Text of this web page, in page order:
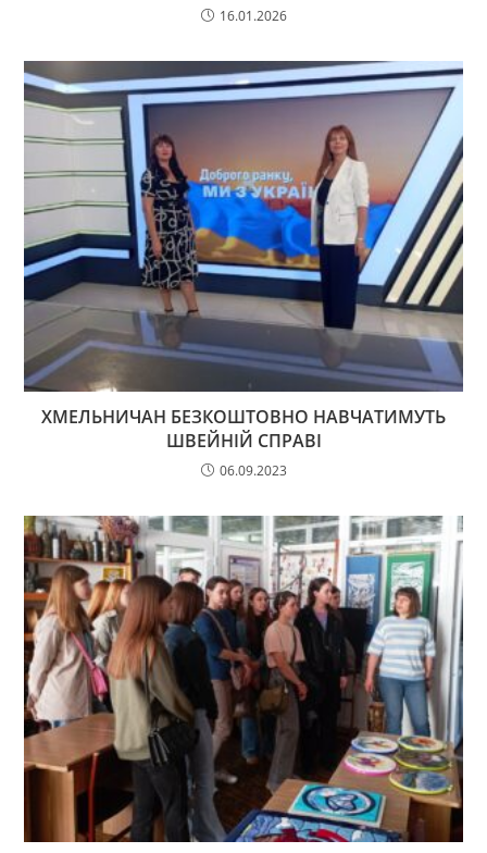
16.01.2026
ХМЕЛЬНИЧАН БЕЗКОШТОВНО НАВЧАТИМУТЬ
ШВЕЙНІЙ СПРАВІ
06.09.2023